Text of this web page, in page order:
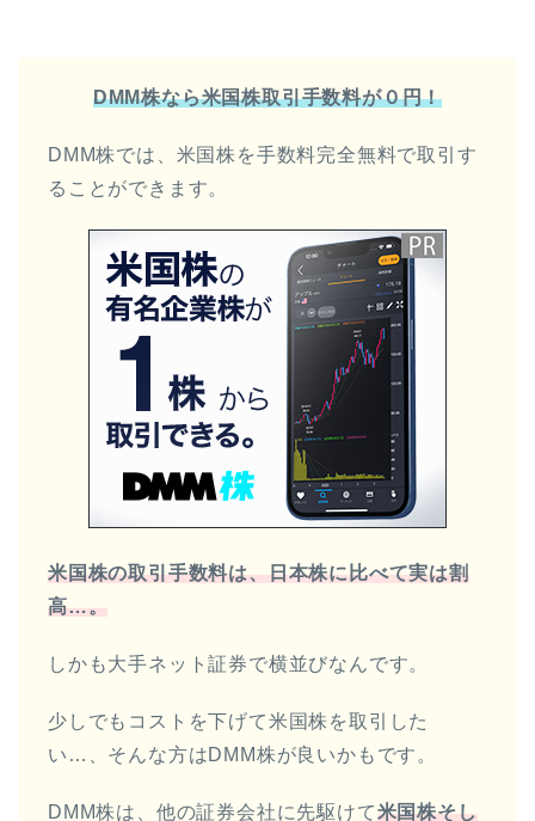
DMM株なら米国株取引手数料が０円！
DMM株では、米国株を手数料完全無料で取引す
ることができます。
米国株の取引手数料は、日本株に比べて実は割
高…。
しかも大手ネット証券で横並びなんです。
少しでもコストを下げて米国株を取引した
い…、そんな方はDMM株が良いかもです。
DMM株は、他の証券会社に先駆けて米国株そし